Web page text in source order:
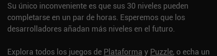
Su único inconveniente es que sus 30 niveles pueden
completarse en un par de horas. Esperemos que los
desarrolladores añadan más niveles en el futuro.
Explora todos los juegos de Plataforma y Puzzle, o echa un